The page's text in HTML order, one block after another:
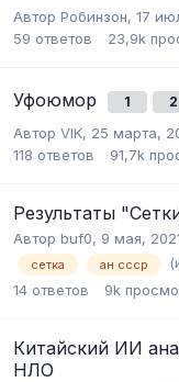
Автор Робинзон, 17
59 ответов 23,9k
Уфоюмор 1 2
Автор VIK, 25 марта,
118 ответов 91,7k
Результаты
Автор buf0, 9 мая,
сетка ан ссср
14 ответов 9k
Китайский ИИ
НЛО